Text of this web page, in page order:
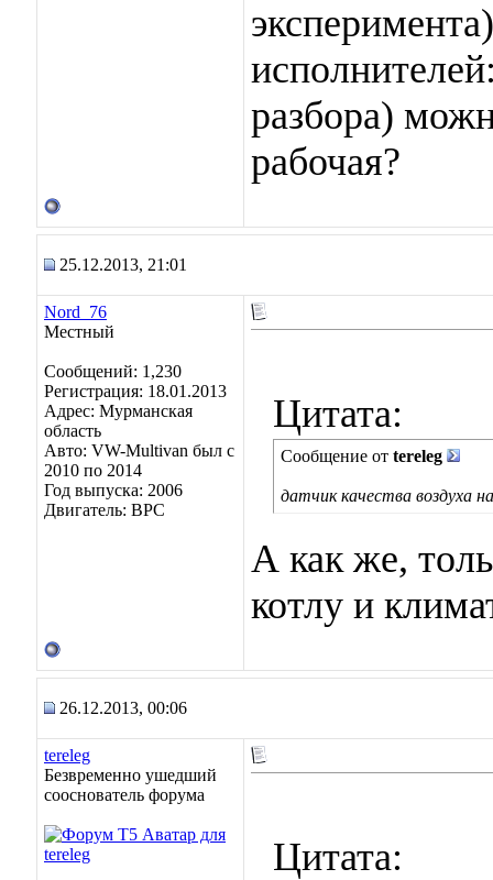
разбора)
рабочая?
25.12.2013, 21:01
Nord_76
Местный
Сообщений: 1,230
Регистрация: 18.01.2013
Адрес: Мурманская
область
Авто: VW-Multivan был с
2010 по 2014
Год выпуска: 2006
Двигатель: BPC
Цитата:
Сообщение от tereleg
датчик качества воздуха
А как же,
котлу и
26.12.2013, 00:06
tereleg
Безвременно ушедший
сооснователь форума
Цитата: